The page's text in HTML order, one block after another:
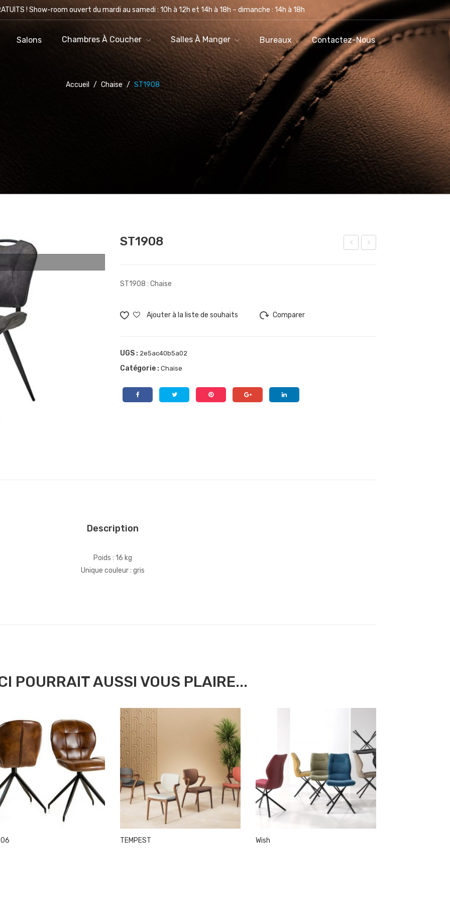
! Show-room ouvert du mardi au samedi : 10h à 12h et 14h à 18h – dimanche : 14h à 18h
Salons Chambres À Coucher Salles À Manger Bureaux Contactez-Nous
Nos Produits Salons Chambres À Coucher Salles À Manger Bureaux Contactez-Nous
Accueil / Chaise / ST1908
ST1908
ST1908 : Chaise
Ajouter à la liste de souhaits Comparer
UGS : 2e5ac40b5a02
Catégorie : Chaise
Description
Poids : 16 kg
Unique couleur : gris
POURRAIT AUSSI VOUS PLAIRE...
TEMPEST Wish